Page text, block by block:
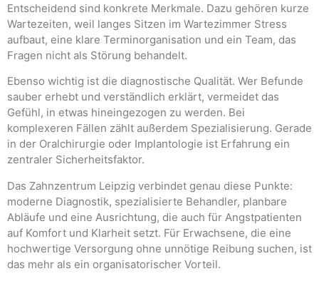
Entscheidend sind konkrete Merkmale. Dazu gehören kurze
Wartezeiten, weil langes Sitzen im Wartezimmer Stress
aufbaut, eine klare Terminorganisation und ein Team, das
Fragen nicht als Störung behandelt.
Ebenso wichtig ist die diagnostische Qualität. Wer Befunde
sauber erhebt und verständlich erklärt, vermeidet das
Gefühl, in etwas hineingezogen zu werden. Bei
komplexeren Fällen zählt außerdem Spezialisierung. Gerade
in der Oralchirurgie oder Implantologie ist Erfahrung ein
zentraler Sicherheitsfaktor.
Das Zahnzentrum Leipzig verbindet genau diese Punkte:
moderne Diagnostik, spezialisierte Behandler, planbare
Abläufe und eine Ausrichtung, die auch für Angstpatienten
auf Komfort und Klarheit setzt. Für Erwachsene, die eine
hochwertige Versorgung ohne unnötige Reibung suchen, ist
das mehr als ein organisatorischer Vorteil.